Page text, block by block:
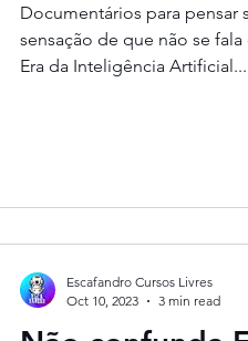
Documentários para pensar
sensação de que não se
Era da Inteligência
Escafandro Cursos Livres
Oct 10, 2023
3 min read